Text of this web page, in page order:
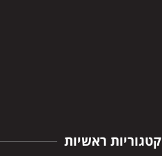
קטגוריות ראשיות